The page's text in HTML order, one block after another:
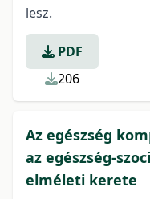
lesz.
PDF
206
Az egészség
az egészség-
elméleti kerete